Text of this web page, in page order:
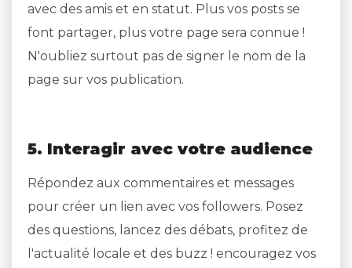
avec des amis et en statut. Plus vos posts se
font partager, plus votre page sera connue !
N'oubliez surtout pas de signer le nom de la
page sur vos publication.
5. Interagir avec votre audience
Répondez aux commentaires et messages
pour créer un lien avec vos followers. Posez
des questions, lancez des débats, profitez de
l'actualité locale et des buzz ! encouragez vos